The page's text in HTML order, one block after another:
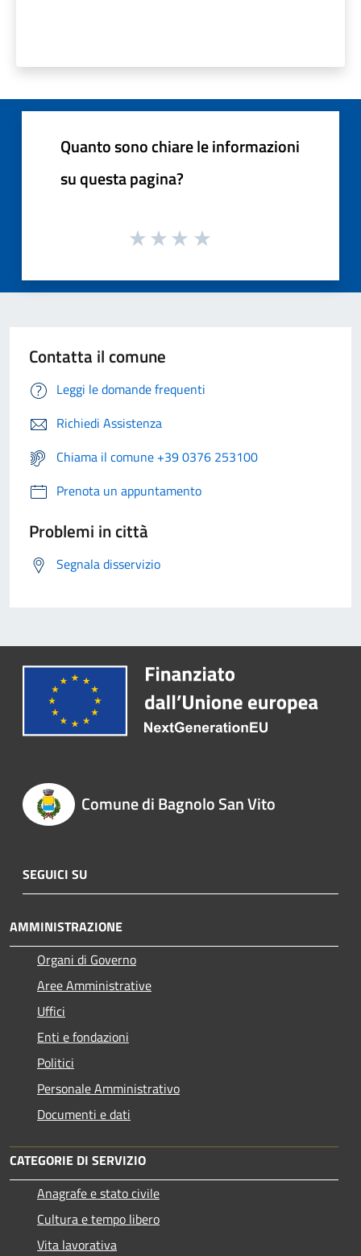
Quanto sono chiare le informazioni
su questa pagina?
Contatta il comune
Leggi le domande frequenti
Richiedi Assistenza
Chiama il comune +39 0376 253100
Prenota un appuntamento
Problemi in città
Segnala disservizio
Comune di Bagnolo San Vito
SEGUICI SU
AMMINISTRAZIONE
Organi di Governo
Aree Amministrative
Uffici
Enti e fondazioni
Politici
Personale Amministrativo
Documenti e dati
CATEGORIE DI SERVIZIO
Anagrafe e stato civile
Cultura e tempo libero
Vita lavorativa